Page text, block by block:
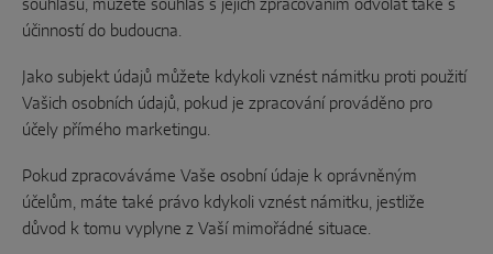
souhlasu, můžete souhlas s jejich zpracováním odvolat také s
účinností do budoucna.
Jako subjekt údajů můžete kdykoli vznést námitku proti použití
Vašich osobních údajů, pokud je zpracování prováděno pro
účely přímého marketingu.
Pokud zpracováváme Vaše osobní údaje k oprávněným
účelům, máte také právo kdykoli vznést námitku, jestliže
důvod k tomu vyplyne z Vaší mimořádné situace.